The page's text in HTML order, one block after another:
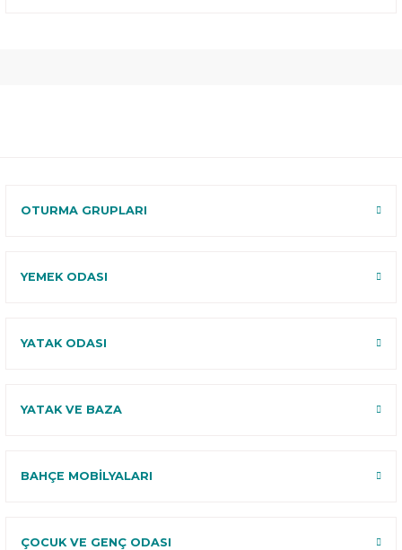
OTURMA GRUPLARI
YEMEK ODASI
YATAK ODASI
YATAK VE BAZA
BAHÇE MOBİLYALARI
ÇOCUK VE GENÇ ODASI